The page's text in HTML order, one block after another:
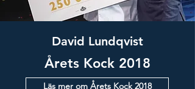
David Lundqvist
Årets Kock 2018
Läs mer om Årets Kock 2018